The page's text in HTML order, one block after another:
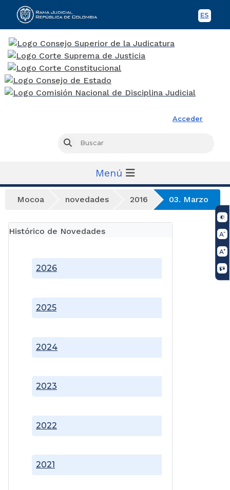
ES
Acceder
Buscar
Menú
Mocoa novedades 2016 03. Marzo
Histórico de Novedades
2021
2022
2023
2024
2025
2026